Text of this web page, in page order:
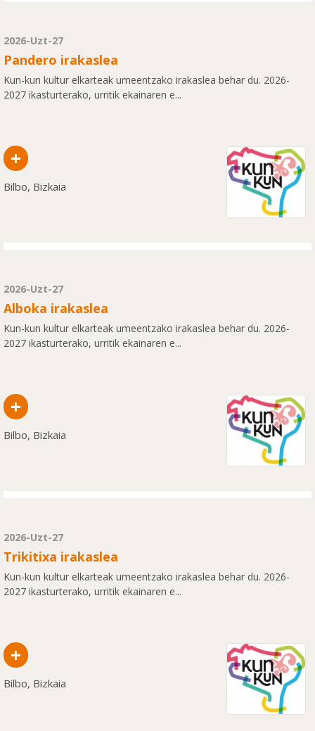
2026-Uzt-27
Pandero irakaslea
Kun-kun kultur elkarteak umeentzako irakaslea behar du. 2026-
2027 ikasturterako, urritik ekainaren e...
+
Bilbo, Bizkaia
2026-Uzt-27
Alboka irakaslea
Kun-kun kultur elkarteak umeentzako irakaslea behar du. 2026-
2027 ikasturterako, urritik ekainaren e...
+
Bilbo, Bizkaia
2026-Uzt-27
Trikitixa irakaslea
Kun-kun kultur elkarteak umeentzako irakaslea behar du. 2026-
2027 ikasturterako, urritik ekainaren e...
+
Bilbo, Bizkaia